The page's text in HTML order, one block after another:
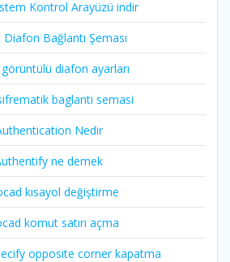
Kontrol Arayüzü indir
Bağlantı Şeması
diafon ayarları
baglanti semasi
Nedir
ne demek
kısayol değiştirme
komut satırı açma
opposite corner kapatma